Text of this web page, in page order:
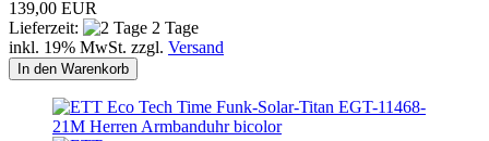
139,00 EUR
Lieferzeit:
2 Tage
inkl. 19% MwSt. zzgl. Versand
In den Warenkorb